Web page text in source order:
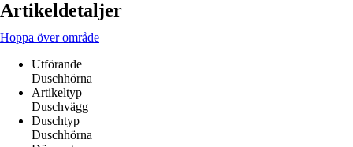
Artikeldetaljer
Hoppa över område
Utförande
Duschhörna
Artikeltyp
Duschvägg
Duschtyp
Duschhörna